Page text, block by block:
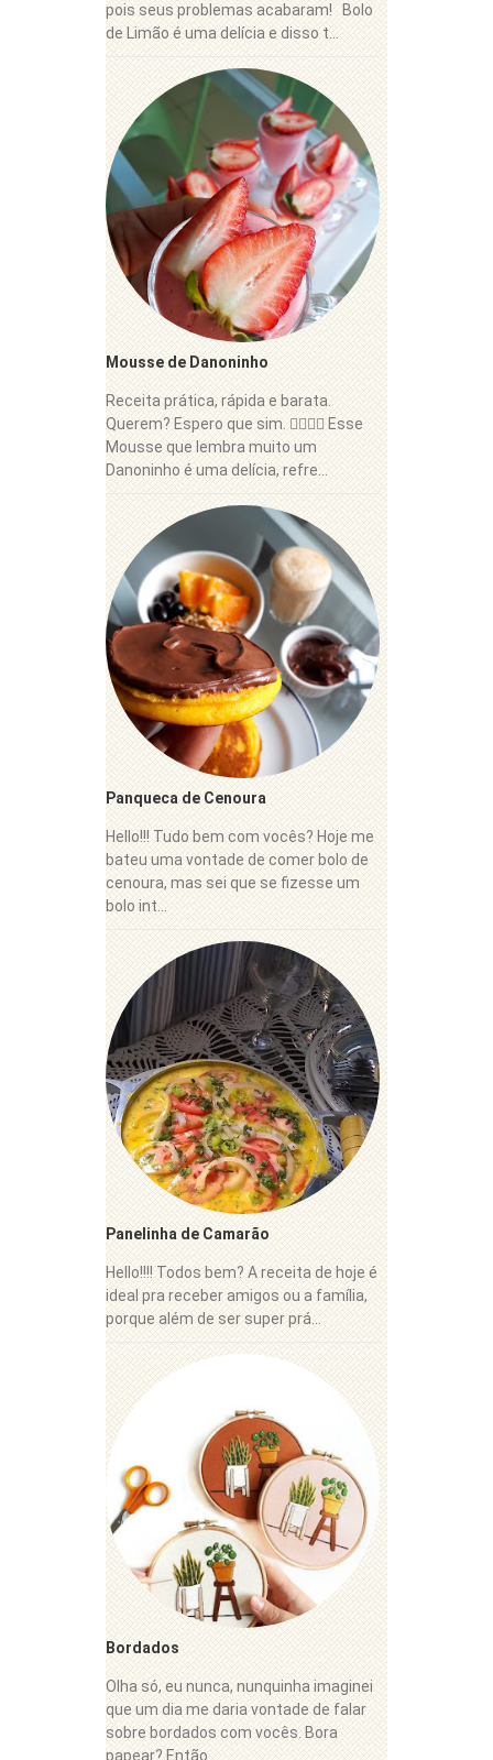
pois seus problemas acabaram! Bolo
de Limão é uma delícia e disso t...
Mousse de Danoninho
Receita prática, rápida e barata.
Querem? Espero que sim. 👍🏼😋🍓 Esse
Mousse que lembra muito um
Danoninho é uma delícia, refre...
Panqueca de Cenoura
Hello!!! Tudo bem com vocês? Hoje me
bateu uma vontade de comer bolo de
cenoura, mas sei que se fizesse um
bolo int...
Panelinha de Camarão
Hello!!!! Todos bem? A receita de hoje é
ideal pra receber amigos ou a família,
porque além de ser super prá...
Bordados
Olha só, eu nunca, nunquinha imaginei
que um dia me daria vontade de falar
sobre bordados com vocês. Bora
papear? Então...